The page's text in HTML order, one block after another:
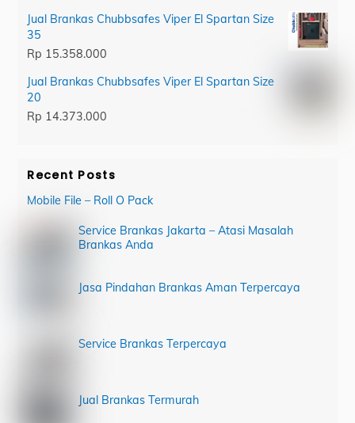
Jual Brankas Chubbsafes Viper El Spartan Size
35
Rp 15.358.000
Jual Brankas Chubbsafes Viper El Spartan Size
20
Rp 14.373.000
Recent Posts
Mobile File – Roll O Pack
Service Brankas Jakarta – Atasi Masalah
Brankas Anda
Jasa Pindahan Brankas Aman Terpercaya
Service Brankas Terpercaya
Jual Brankas Termurah